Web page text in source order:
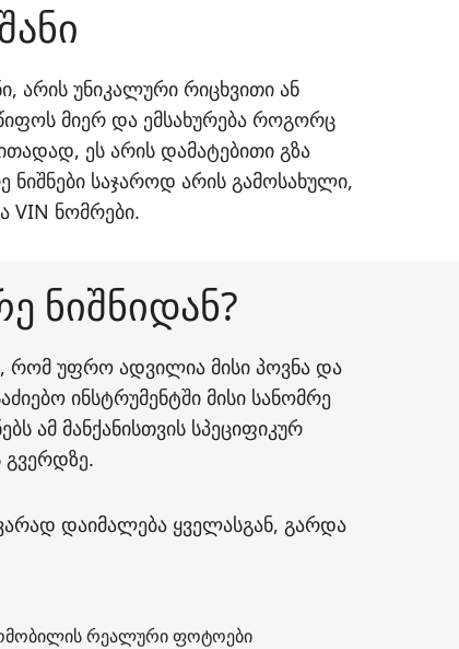
არის უნიკალური რიცხვითი ან
მიერ და ემსახურება როგორც
ეს არის დამატებითი გზა
საჯაროდ არის გამოსახული,
VIN ნომრები.
ნიშნიდან?
რომ უფრო ადვილია მისი პოვნა და
ინსტრუმენტში მისი სანომრე
ამ მანქანისთვის სპეციფიკურ
გვერდზე.
დაიმალება ყველასგან, გარდა
რეალური ფოტოები